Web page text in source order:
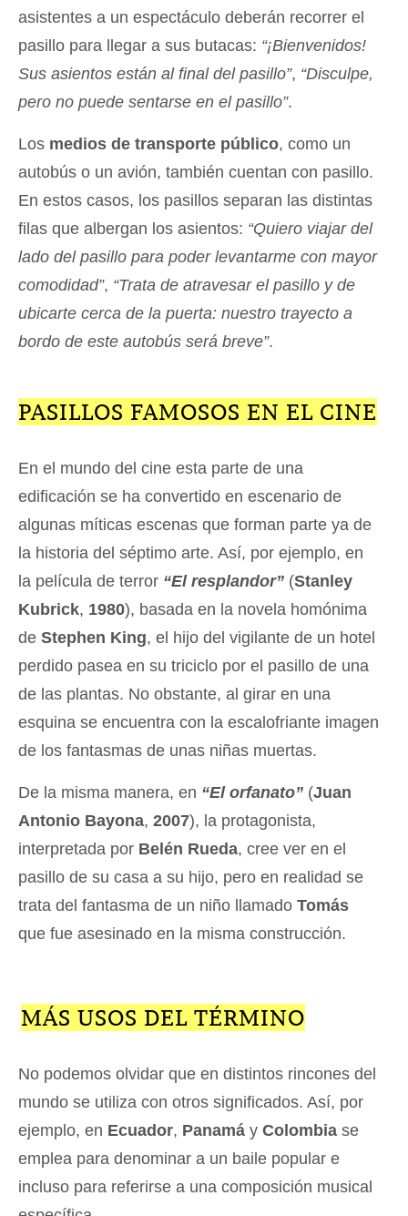
asistentes a un espectáculo deberán recorrer el
pasillo para llegar a sus butacas: “¡Bienvenidos!
Sus asientos están al final del pasillo”, “Disculpe,
pero no puede sentarse en el pasillo”.
Los medios de transporte público, como un
autobús o un avión, también cuentan con pasillo.
En estos casos, los pasillos separan las distintas
filas que albergan los asientos: “Quiero viajar del
lado del pasillo para poder levantarme con mayor
comodidad”, “Trata de atravesar el pasillo y de
ubicarte cerca de la puerta: nuestro trayecto a
bordo de este autobús será breve”.
PASILLOS FAMOSOS EN EL CINE
En el mundo del cine esta parte de una
edificación se ha convertido en escenario de
algunas míticas escenas que forman parte ya de
la historia del séptimo arte. Así, por ejemplo, en
la película de terror “El resplandor” (Stanley
Kubrick, 1980), basada en la novela homónima
de Stephen King, el hijo del vigilante de un hotel
perdido pasea en su triciclo por el pasillo de una
de las plantas. No obstante, al girar en una
esquina se encuentra con la escalofriante imagen
de los fantasmas de unas niñas muertas.
De la misma manera, en “El orfanato” (Juan
Antonio Bayona, 2007), la protagonista,
interpretada por Belén Rueda, cree ver en el
pasillo de su casa a su hijo, pero en realidad se
trata del fantasma de un niño llamado Tomás
que fue asesinado en la misma construcción.
MÁS USOS DEL TÉRMINO
No podemos olvidar que en distintos rincones del
mundo se utiliza con otros significados. Así, por
ejemplo, en Ecuador, Panamá y Colombia se
emplea para denominar a un baile popular e
incluso para referirse a una composición musical